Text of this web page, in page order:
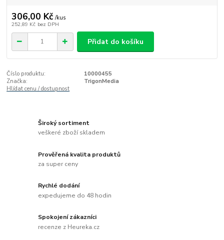
306,00 Kč /kus
252,89 Kč bez DPH
Přidat do košíku
Číslo produktu:
10000455
Značka:
TrigonMedia
Hlídat cenu / dostupnost
Široký sortiment
veškeré zboží skladem
Prověřená kvalita produktů
za super ceny
Rychlé dodání
expedujeme do 48 hodin
Spokojení zákazníci
recenze z Heureka.cz